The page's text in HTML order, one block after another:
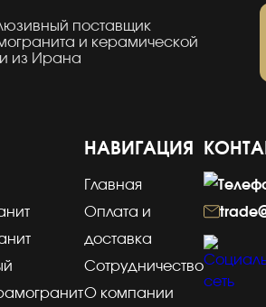
поставщик
и керамической
из Ирана
НАВИГАЦИЯ
Главная
Оплата и
доставка
Сотрудничество
О компании